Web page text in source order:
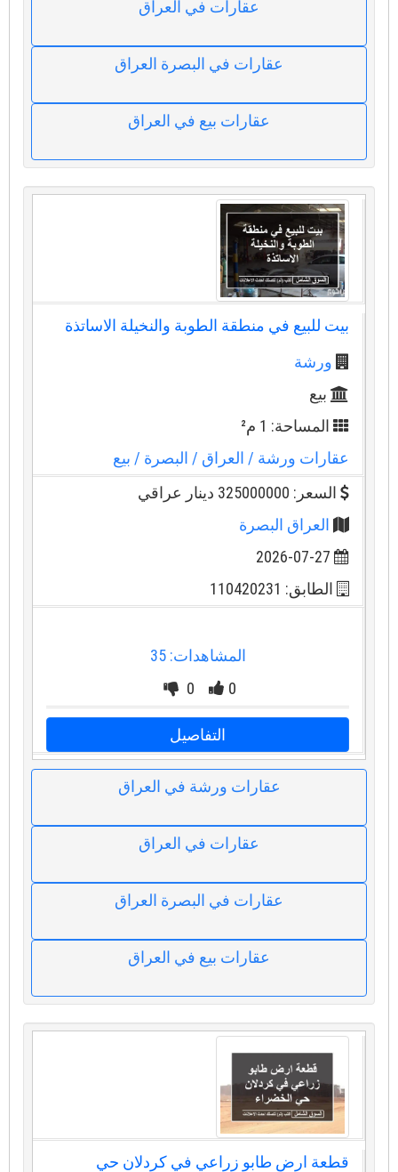
عقارات في العراق
عقارات في البصرة العراق
عقارات بيع في العراق
بيت للبيع في منطقة الطوبة والنخيلة الاساتذة
ورشة
بيع
المساحة: 1 م²
عقارات ورشة/ العراق/ البصرة/ بيع
السعر: 325000000 دينار عراقي
العراق البصرة
2026-07-27
الطابق: 110420231
المشاهدات: 35
0
0
التفاصيل
عقارات ورشة في العراق
عقارات في العراق
عقارات في البصرة العراق
عقارات بيع في العراق
قطعة ارض طابو زراعي في كردلان حي